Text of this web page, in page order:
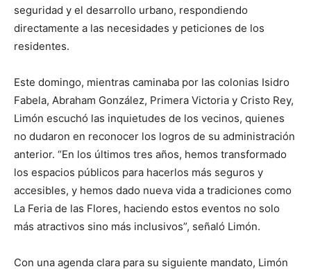
seguridad y el desarrollo urbano, respondiendo
directamente a las necesidades y peticiones de los
residentes.
Este domingo, mientras caminaba por las colonias Isidro
Fabela, Abraham González, Primera Victoria y Cristo Rey,
Limón escuchó las inquietudes de los vecinos, quienes
no dudaron en reconocer los logros de su administración
anterior. “En los últimos tres años, hemos transformado
los espacios públicos para hacerlos más seguros y
accesibles, y hemos dado nueva vida a tradiciones como
La Feria de las Flores, haciendo estos eventos no solo
más atractivos sino más inclusivos”, señaló Limón.
Con una agenda clara para su siguiente mandato, Limón